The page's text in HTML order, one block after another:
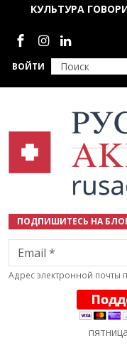
Перейти к основному
ВОЙТИ
КУЛЬТУРА
Социальные сети
ПОДПИШИТЕСЬ НА
Email
Адрес электронной почты